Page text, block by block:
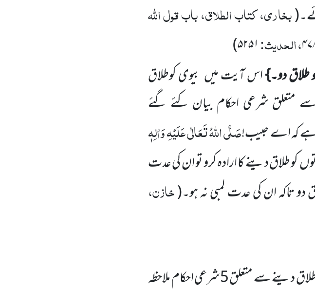
(بخاری، کتاب الطلاق، باب قول اللّٰہ
، الحدیث:۵۲۵۱)
طلاق دو۔}اس آیت میں بیویکوطلاق
شرعی احکام بیان کئے گئے
ہے کہ اےحبیب!صَلَّی اللّٰہُ تَعَالٰی عَلَیْہِوَاٰلِہٖ
کو طلاق دینے کا ارادہ کرو تو ان کیعدت
دو تاکہ ان کی عدت لمبی نہ ہو۔(خازن،
دینے سے متعلق5شرعی احکام ملاحظہ